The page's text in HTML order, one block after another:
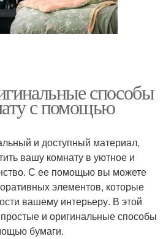
способы
с помощью
и доступный материал,
вашу комнату в уютное и
С ее помощью вы можете
элементов, которые
вашему интерьеру. В этой
и оригинальные способы
бумаги.